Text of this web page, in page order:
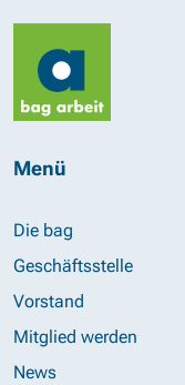
Menü
Die bag
Geschäftsstelle
Vorstand
Mitglied werden
News